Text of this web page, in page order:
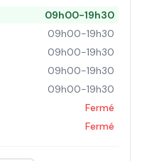
09h00-19h30
09h00-19h30
09h00-19h30
09h00-19h30
09h00-19h30
Fermé
Fermé